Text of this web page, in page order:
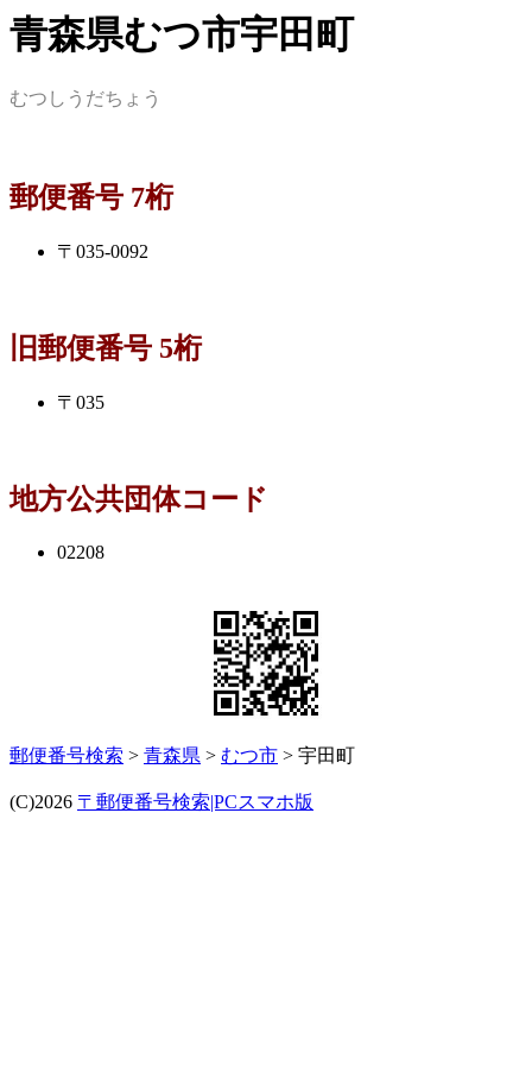
青森県むつ市宇田町
むつしうだちょう
郵便番号 7桁
〒035-0092
旧郵便番号 5桁
〒035
地方公共団体コード
02208
郵便番号検索 > 青森県 > むつ市 > 宇田町
(C)2026 〒郵便番号検索|PCスマホ版